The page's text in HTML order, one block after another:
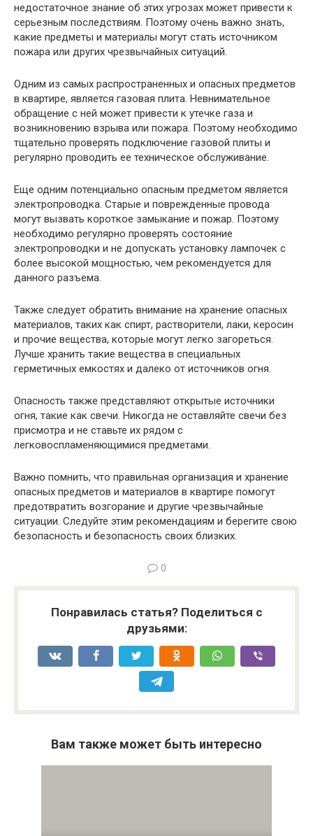
недостаточное знание об этих угрозах может привести к
серьезным последствиям. Поэтому очень важно знать,
какие предметы и материалы могут стать источником
пожара или других чрезвычайных ситуаций.
Одним из самых распространенных и опасных предметов
в квартире, является газовая плита. Невнимательное
обращение с ней может привести к утечке газа и
возникновению взрыва или пожара. Поэтому необходимо
тщательно проверять подключение газовой плиты и
регулярно проводить ее техническое обслуживание.
Еще одним потенциально опасным предметом является
электропроводка. Старые и поврежденные провода
могут вызвать короткое замыкание и пожар. Поэтому
необходимо регулярно проверять состояние
электропроводки и не допускать установку лампочек с
более высокой мощностью, чем рекомендуется для
данного разъема.
Также следует обратить внимание на хранение опасных
материалов, таких как спирт, растворители, лаки, керосин
и прочие вещества, которые могут легко загореться.
Лучше хранить такие вещества в специальных
герметичных емкостях и далеко от источников огня.
Опасность также представляют открытые источники
огня, такие как свечи. Никогда не оставляйте свечи без
присмотра и не ставьте их рядом с
легковоспламеняющимися предметами.
Важно помнить, что правильная организация и хранение
опасных предметов и материалов в квартире помогут
предотвратить возгорание и другие чрезвычайные
ситуации. Следуйте этим рекомендациям и берегите свою
безопасность и безопасность своих близких.
0
Понравилась статья? Поделиться с
друзьями:
Вам также может быть интересно